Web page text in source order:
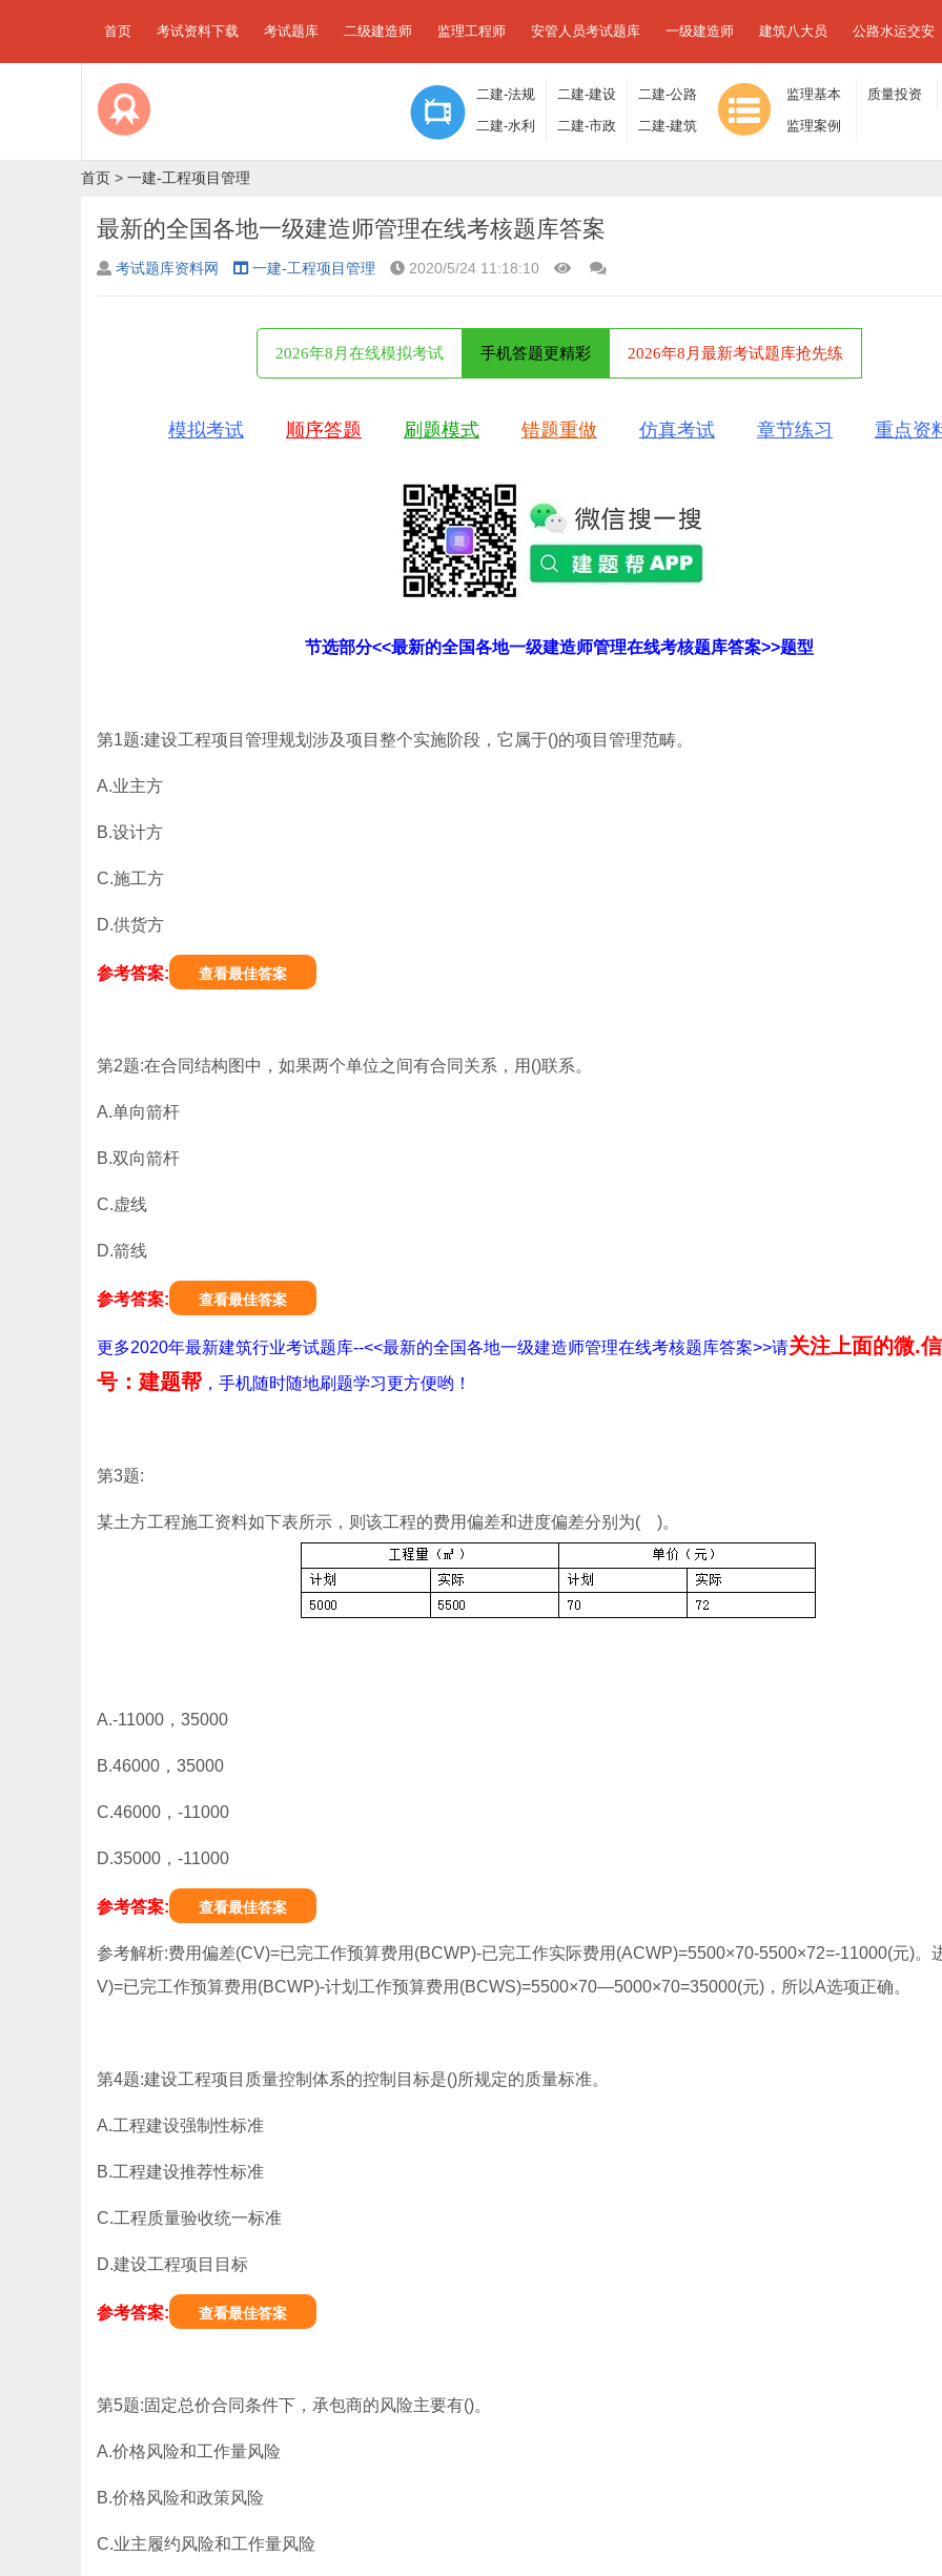
首页 考试资料下载 考试题库 二级建造师 监理工程师 安管人员考试题库 一级建造师 建筑八大员 公路水运交安
二建-法规
及相关知
识
二建-建设
工程施工
管理
二建-公路
工程
二建-水利
水电
二建-市政
工程
二建-建筑
工程
监理基本
理论与相
关法规
质量投资
监理案例
分析
首页 > 一建-工程项目管理
最新的全国各地一级建造师管理在线考核题库答案
考试题库资料网 一建-工程项目管理 2020/5/24 11:18:10
2026年8月在线模拟考试 手机答题更精彩 2026年8月最新考试题库抢先练
模拟考试 顺序答题 刷题模式 错题重做 仿真考试 章节练习 重点资
节选部分<<最新的全国各地一级建造师管理在线考核题库答案>>题型
第1题:建设工程项目管理规划涉及项目整个实施阶段，它属于()的项目管理范畴。
A.业主方
B.设计方
C.施工方
D.供货方
参考答案: 查看最佳答案
第2题:在合同结构图中，如果两个单位之间有合同关系，用()联系。
A.单向箭杆
B.双向箭杆
C.虚线
D.箭线
参考答案: 查看最佳答案
更多2020年最新建筑行业考试题库--<<最新的全国各地一级建造师管理在线考核题库答案>>请关注上面的微.
号：建题帮 ，手机随时随地刷题学习更方便哟！
第3题:
某土方工程施工资料如下表所示，则该工程的费用偏差和进度偏差分别为( )。
A.-11000，35000
B.46000，35000
C.46000，-11000
D.35000，-11000
参考答案: 查看最佳答案
参考解析:费用偏差(CV)=已完工作预算费用(BCWP)-已完工作实际费用(ACWP)=5500×70-5500×72=-11000(元)。
V)=已完工作预算费用(BCWP)-计划工作预算费用(BCWS)=5500×70—5000×70=35000(元)，所以A选项正确。
第4题:建设工程项目质量控制体系的控制目标是()所规定的质量标准。
A.工程建设强制性标准
B.工程建设推荐性标准
C.工程质量验收统一标准
D.建设工程项目目标
参考答案: 查看最佳答案
第5题:固定总价合同条件下，承包商的风险主要有()。
A.价格风险和工作量风险
B.价格风险和政策风险
C.业主履约风险和工作量风险